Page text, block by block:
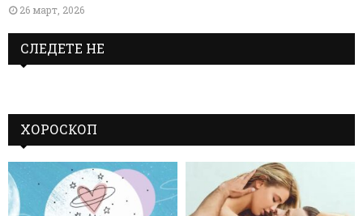
26 март, 2026
СЛЕДЕТЕ НЕ
ХОРОСКОП